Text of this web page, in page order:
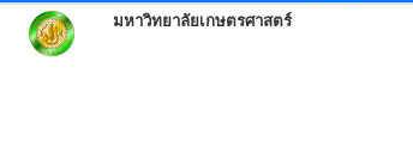
มหาวิทยาลัยเกษตรศาสตร์